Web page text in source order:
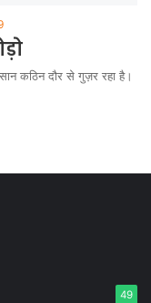
कठिन दौर से गुज़र रहा है।
49